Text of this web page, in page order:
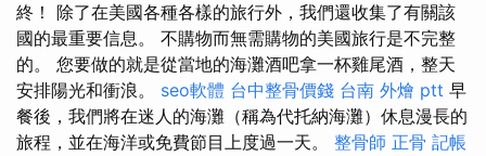
終！ 除了在美國各種各樣的旅行外，我們還收集了有關該
國的最重要信息。 不購物而無需購物的美國旅行是不完整
的。 您要做的就是從當地的海灘酒吧拿一杯雞尾酒，整天
安排陽光和衝浪。 seo軟體 台中整骨價錢 台南 外燴 ptt 早
餐後，我們將在迷人的海灘（稱為代托納海灘）休息漫長的
旅程，並在海洋或免費節目上度過一天。 整骨師 正骨 記帳